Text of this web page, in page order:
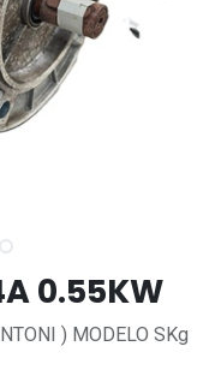
0.55KW
) MODELO SKg